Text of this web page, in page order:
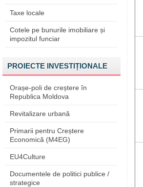
Taxe locale
Cotele pe bunurile imobiliare și
impozitul funciar
PROIECTE INVESTIȚIONALE
Orașe-poli de creștere în
Republica Moldova
Revitalizare urbană
Primarii pentru Creștere
Economică (M4EG)
EU4Culture
Documentele de politici publice /
strategice